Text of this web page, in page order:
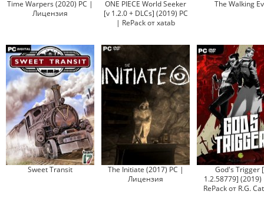
Time Warpers (2020) PC |
Лицензия
ONE PIECE World Seeker
[v 1.2.0 + DLCs] (2019) PC
| RePack от xatab
The Walking
Sweet Transit
The Initiate (2017) PC |
Лицензия
God's Trigger
1.2.58779] (2019)
RePack от R.G.